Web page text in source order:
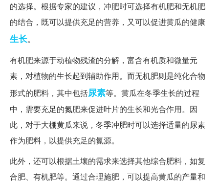
的选择。根据专家的建议，冲肥时可选择有机肥和无机肥
的结合，既可以提供充足的营养，又可以促进黄瓜的健康
生长。
有机肥来源于动植物残渣的分解，富含有机质和微量元
素，对植物的生长起到辅助作用。而无机肥则是纯化合物
形式的肥料，其中包括尿素等。黄瓜在冬季生长的过程
中，需要充足的氮肥来促进叶片的生长和光合作用。因
此，对于大棚黄瓜来说，冬季冲肥时可以选择适量的尿素
作为肥料，以提供充足的氮源。
此外，还可以根据土壤的需求来选择其他综合肥料，如复
合肥、有机肥等。通过合理施肥，可以提高黄瓜的产量和